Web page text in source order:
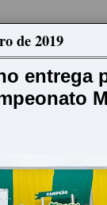
de 2019
entrega